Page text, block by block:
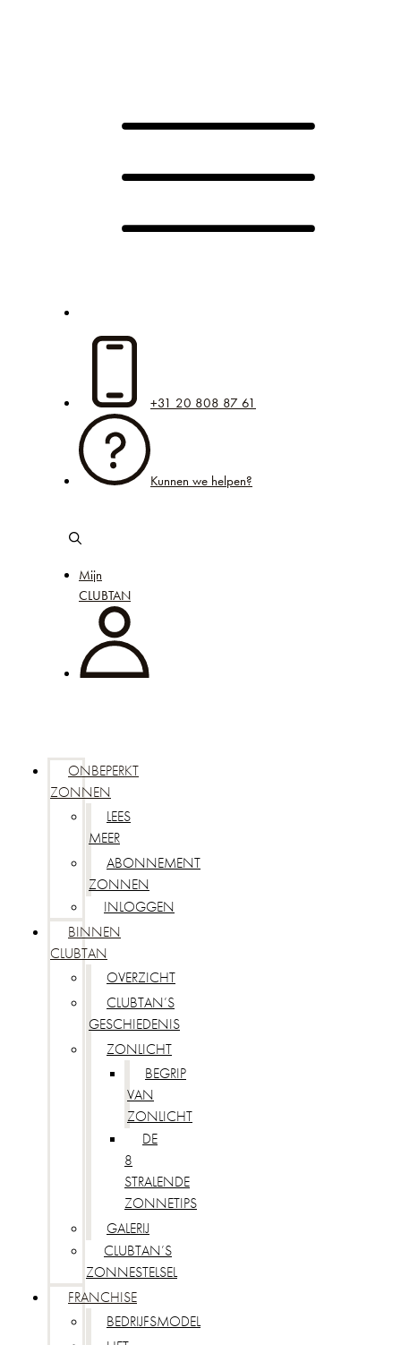
+31 20 808 87 61
Kunnen we helpen?
Mijn
CLUBTAN
ONBEPERKT
ZONNEN
LEES
MEER
ABONNEMENT
ZONNEN
INLOGGEN
BINNEN
CLUBTAN
OVERZICHT
CLUBTAN’S
GESCHIEDENIS
ZONLICHT
BEGRIP
VAN
ZONLICHT
DE
8
STRALENDE
ZONNETIPS
GALERIJ
CLUBTAN’S
ZONNESTELSEL
FRANCHISE
BEDRIJFSMODEL